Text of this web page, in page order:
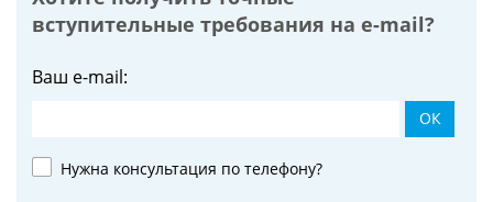
вступительные требования наe-mail?
Ваш e-mail:
ОК
Нужна консультация по телефону?